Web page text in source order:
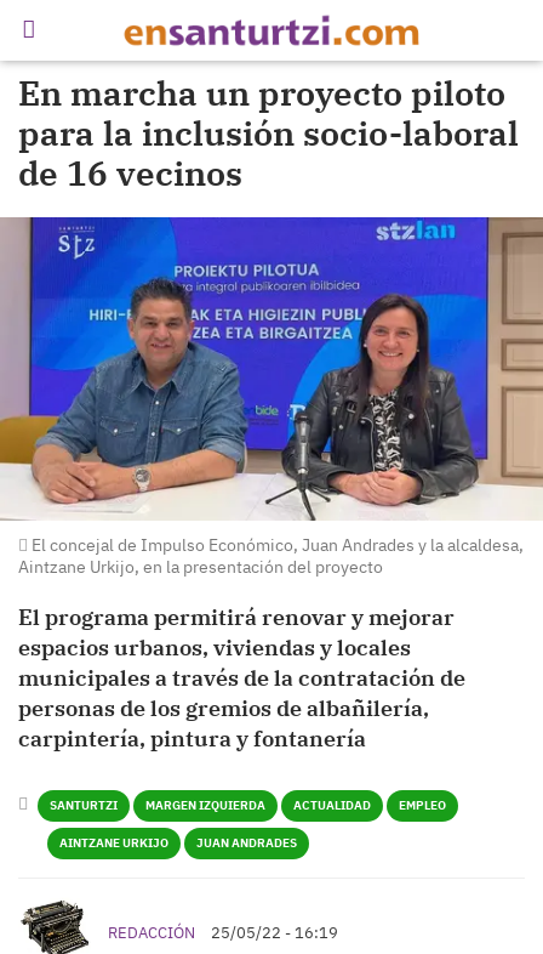
En marcha un proyecto piloto
para la inclusión socio-laboral
de 16 vecinos
El concejal de Impulso Económico, Juan Andrades y la alcaldesa,
Aintzane Urkijo, en la presentación del proyecto
El programa permitirá renovar y mejorar
espacios urbanos, viviendas y locales
municipales a través de la contratación de
personas de los gremios de albañilería,
carpintería, pintura y fontanería
SANTURTZI MARGEN IZQUIERDA ACTUALIDAD EMPLEO
AINTZANE URKIJO JUAN ANDRADES
REDACCIÓN 25/05/22 - 16:19